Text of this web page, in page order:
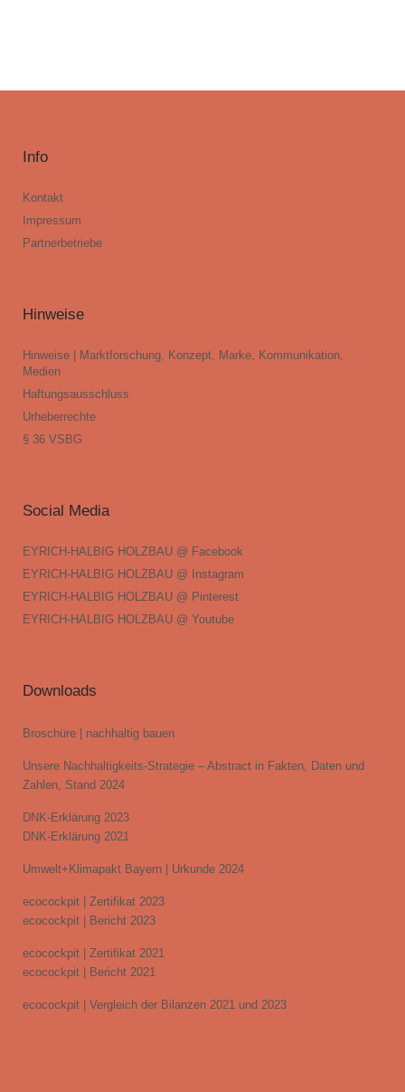
Info
Kontakt
Impressum
Partnerbetriebe
Hinweise
Hinweise | Marktforschung, Konzept, Marke, Kommunikation,
Medien
Haftungsausschluss
Urheberrechte
§ 36 VSBG
Social Media
EYRICH-HALBIG HOLZBAU @ Facebook
EYRICH-HALBIG HOLZBAU @ Instagram
EYRICH-HALBIG HOLZBAU @ Pinterest
EYRICH-HALBIG HOLZBAU @ Youtube
Downloads
Broschüre | nachhaltig bauen
Unsere Nachhaltigkeits-Strategie – Abstract in Fakten, Daten und
Zahlen, Stand 2024
DNK-Erklärung 2023
DNK-Erklärung 2021
Umwelt+Klimapakt Bayern | Urkunde 2024
ecocockpit | Zertifikat 2023
ecocockpit | Bericht 2023
ecocockpit | Zertifikat 2021
ecocockpit | Bericht 2021
ecocockpit | Vergleich der Bilanzen 2021 und 2023